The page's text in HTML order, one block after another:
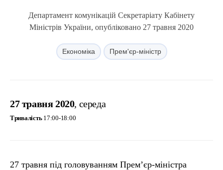
Департамент комунікацій Секретаріату Кабінету
Міністрів України, опубліковано 27 травня 2020
Економіка Прем'єр-міністр
27 травня 2020, середа
Тривалість17:00-18:00
27 травня під головуванням Прем’єр-міністра